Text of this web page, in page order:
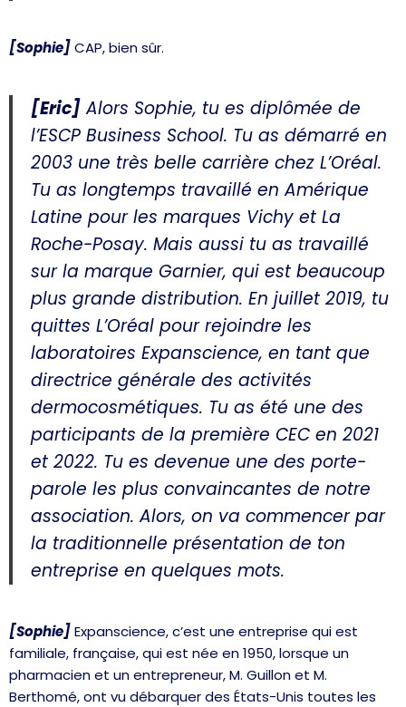
[Sophie]CAP, bien sûr.
[Eric]Alors Sophie, tu es diplômée de
l’ESCP Business School. Tu as démarré en
2003 une très belle carrière chez L’Oréal.
Tu as longtemps travaillé en Amérique
Latine pour les marques Vichy et La
Roche-Posay. Mais aussi tu as travaillé
sur la marque Garnier, qui est beaucoup
plus grande distribution. En juillet 2019, tu
quittes L’Oréal pour rejoindre les
laboratoires Expanscience, en tant que
directrice générale des activités
dermocosmétiques. Tu as été une des
participants de la première CEC en 2021
et 2022. Tu es devenue une des porte-
parole les plus convaincantes de notre
association. Alors, on va commencer par
la traditionnelle présentation de ton
entreprise en quelques mots.
[Sophie]Expanscience, c’est une entreprise qui est
familiale, française, qui est née en 1950, lorsque un
pharmacien et un entrepreneur, M. Guillon et M.
Berthomé, ont vu débarquer des États-Unis toutes les